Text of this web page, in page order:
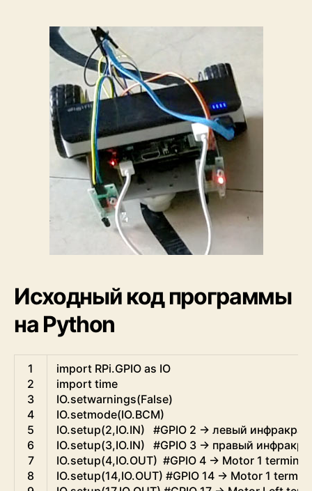
Исходный код программы
на Python
1
2
3
4
5
6
7
8
import RPi.GPIO as IO
import time
IO.setwarnings(False)
IO.setmode(IO.BCM)
IO.setup(2,IO.IN)
#GPIO 2 -> левый
IO.setup(3,IO.IN)
#GPIO 3 -> правый
IO.setup(4,IO.OUT) #GPIO 4 -> Motor 1 terminal
IO.setup(14,IO.OUT) #GPIO 14 -> Motor 1